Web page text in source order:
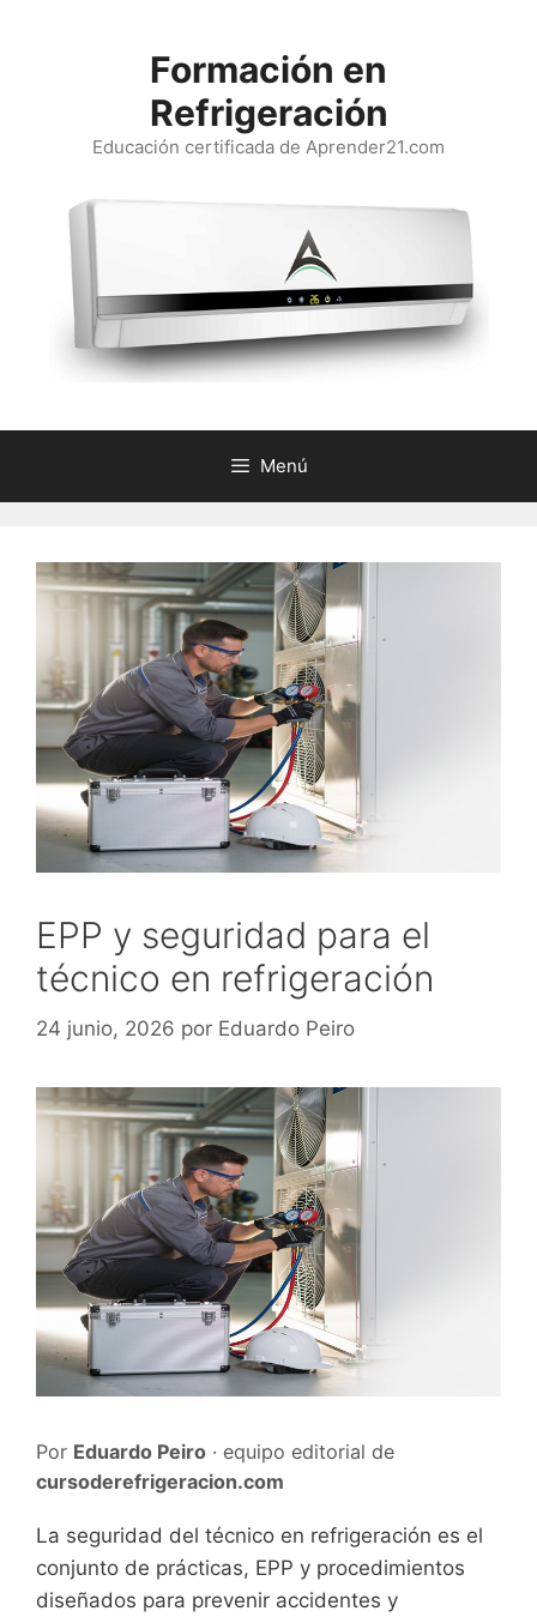
Formación en
Refrigeración
Educación certificada de Aprender21.com
Menú
EPP y seguridad para el
técnico en refrigeración
24 junio, 2026 por Eduardo Peiro
Por Eduardo Peiro · equipo editorial de
cursoderefrigeracion.com
La seguridad del técnico en refrigeración es el
conjunto de prácticas, EPP y procedimientos
diseñados para prevenir accidentes y